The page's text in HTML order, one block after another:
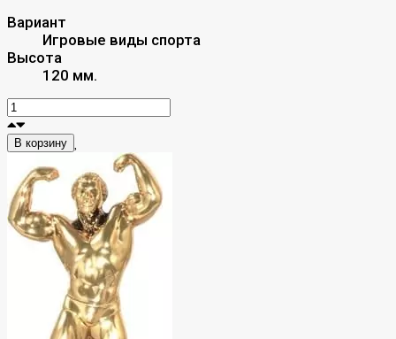
Вариант
Игровые виды спорта
Высота
120 мм.
В корзину